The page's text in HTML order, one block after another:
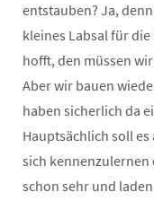
entstauben? Ja,
kleines Labsal für
hofft, den müssen
Aber wir bauen
haben sicherlich da
Hauptsächlich soll
sich kennenzulernen
schon sehr und